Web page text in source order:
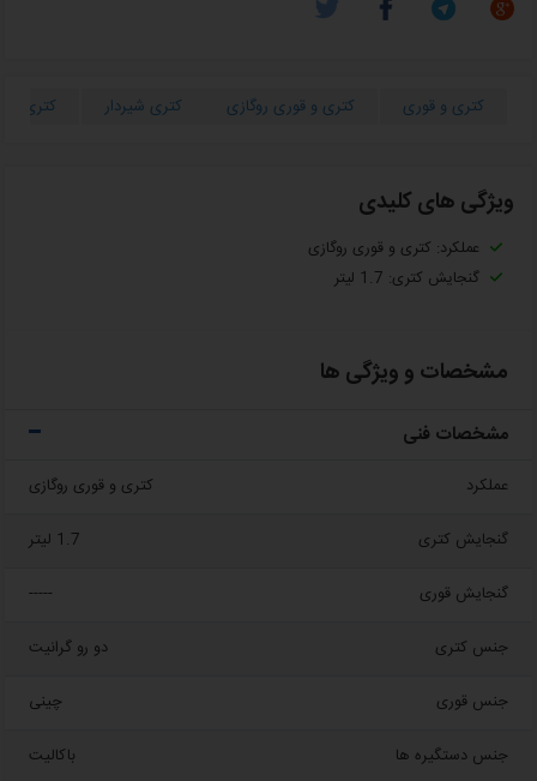
کتری و قوری کتری و قوری روگازی کتری شیردار کتری
ویژگی های کلیدی
عملکرد: کتری و قوری روگازی
گنجایش کتری: 1.7 لیتر
مشخصات و ویژگی ها
مشخصات فنی
عملکرد کتری و قوری روگازی
گنجایش کتری 1.7 لیتر
گنجایش قوری -----
جنس کتری دو رو گرانیت
جنس قوری چینی
جنس دستگیره ها باکالیت